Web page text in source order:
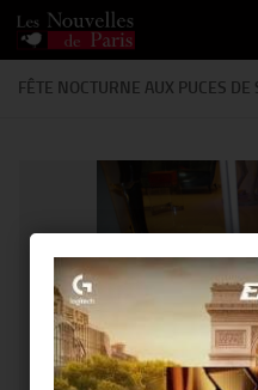
Skip to content